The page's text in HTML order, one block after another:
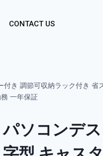
CONTACT US
き 調節可収納ラック付き
一年保証
パソコンデ